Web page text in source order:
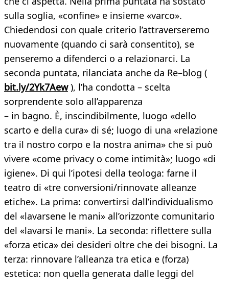
sulla soglia, «confine» e insieme «varco».
Chiedendosi con quale criterio l’attraverseremo
nuovamente (quando ci sarà consentito), se
penseremo a difenderci o a relazionarci. La
seconda puntata, rilanciata anche da Re–blog (
bit.ly/2Yk7Aew), l’ha condotta – scelta
sorprendente solo all’apparenza
– in bagno. È, inscindibilmente, luogo «dello
scarto e della cura» di sé; luogo di una «relazione
tra il nostro corpo e la nostra anima» che si può
vivere «come privacy o come intimità»; luogo «di
igiene». Di qui l’ipotesi della teologa: farne il
teatro di «tre conversioni/rinnovate alleanze
etiche». La prima: convertirsi dall’individualismo
del «lavarsene le mani» all’orizzonte comunitario
del «lavarsi le mani». La seconda: riflettere sulla
«forza etica» dei desideri oltre che dei bisogni. La
terza: rinnovare l’alleanza tra etica e (forza)
estetica: non quella generata dalle leggi del